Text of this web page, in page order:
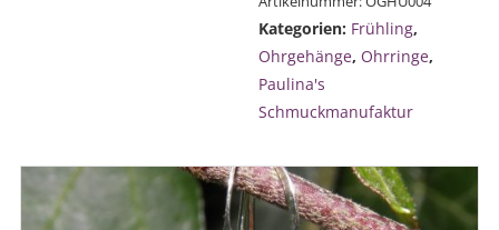
Kategorien: Frühling,
Ohrgehänge, Ohrringe,
Paulina's
Schmuckmanufaktur